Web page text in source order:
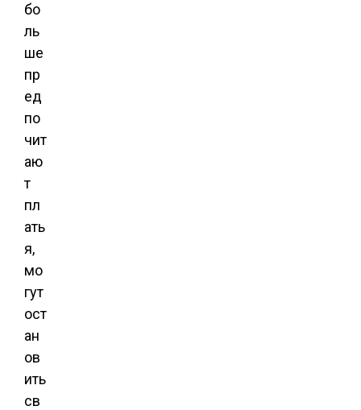
бо
ль
ше
пр
ед
по
чит
аю
т
пл
ать
я,
мо
гут
ост
ан
ов
ить
св